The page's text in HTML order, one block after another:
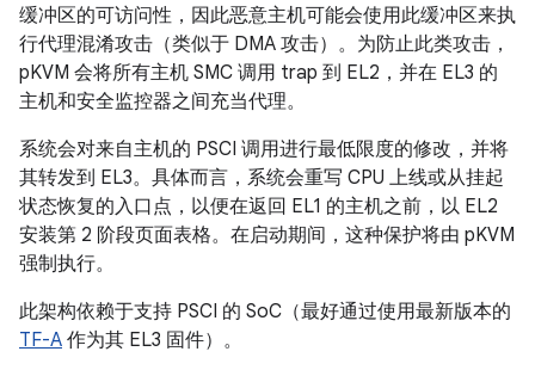
缓冲区的可访问性，因此恶意主机可能会使用此缓冲区来执
行代理混淆攻击（类似于 DMA 攻击）。为防止此类攻击，
pKVM 会将所有主机 SMC 调用 trap 到 EL2，并在 EL3 的
主机和安全监控器之间充当代理。
系统会对来自主机的 PSCI 调用进行最低限度的修改，并将
其转发到 EL3。具体而言，系统会重写 CPU 上线或从挂起
状态恢复的入口点，以便在返回 EL1 的主机之前，以 EL2
安装第 2 阶段页面表格。在启动期间，这种保护将由 pKVM
强制执行。
此架构依赖于支持 PSCI 的 SoC（最好通过使用最新版本的
TF-A 作为其 EL3 固件）。